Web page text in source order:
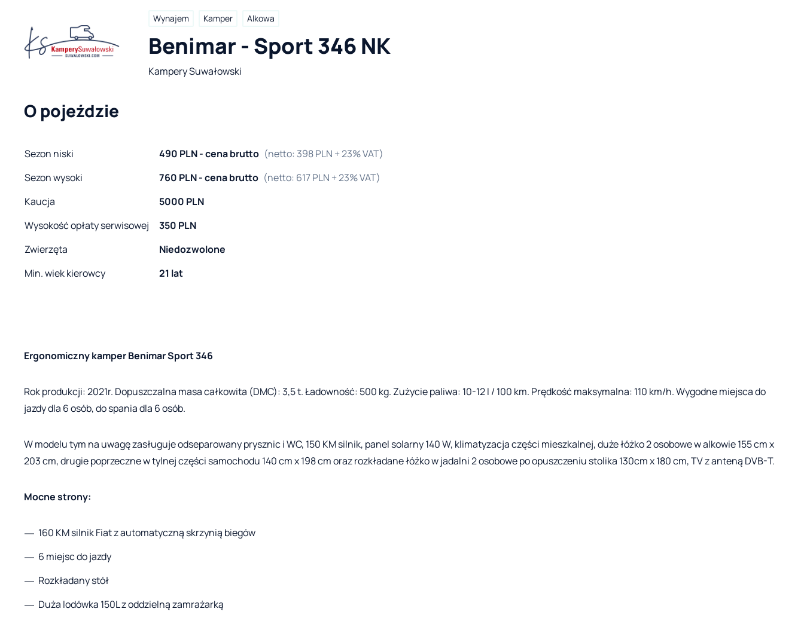
Wynajem Kamper Alkowa
Benimar - Sport 346 NK
Kampery Suwałowski
O pojeździe
Sezon niski 490 PLN - cena brutto (netto: 398 PLN + 23% VAT)
Sezon wysoki
760 PLN - cena brutto (netto: 617 PLN + 23% VAT)
Kaucja
5000 PLN
Wysokość opłaty serwisowej
350 PLN
Zwierzęta
Niedozwolone
Min. wiek kierowcy
21 lat
Ergonomiczny kamper Benimar Sport 346
Rok produkcji: 2021r. Dopuszczalna masa całkowita (DMC): 3,5 t. Ładowność: 500 kg. Zużycie paliwa: 10-12 l / 100 km. Prędkość maksymalna: 110 km/h. Wygodne miejsca do
jazdy dla 6 osób, do spania dla 6 osób.
W modelu tym na uwagę zasługuje odseparowany prysznic i WC, 150 KM silnik, panel solarny 140 W, klimatyzacja części mieszkalnej, duże łóżko 2 osobowe w alkowie 155 cm x
203 cm, drugie poprzeczne w tylnej części samochodu 140 cm x 198 cm oraz rozkładane łóżko w jadalni 2 osobowe po opuszczeniu stolika 130cm x 180 cm, TV z anteną DVB-T.
Mocne strony:
160 KM silnik Fiat z automatyczną skrzynią biegów
6 miejsc do jazdy
Rozkładany stół
Duża lodówka 150L z oddzielną zamrażarką